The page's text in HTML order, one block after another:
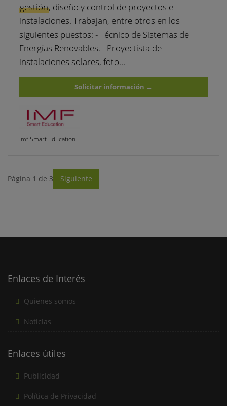
gestión, diseño y control de proyectos e
instalaciones. Trabajan, entre otros en los
siguientes puestos: - Técnico de Sistemas de
Energías Renovables. - Proyectista de
instalaciones solares, foto…
Solicitar información →
Imf Smart Education
Página 1 de 3 Siguiente
Enlaces de Interés
Quienes somos
Noticias
Enlaces útiles
Publicidad
Política de Privacidad